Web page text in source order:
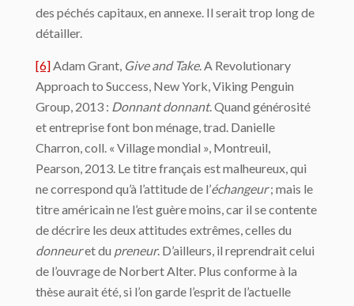
des péchés capitaux, en annexe. Il serait trop long de
détailler.
[6] Adam Grant, Give and Take. A Revolutionary
Approach to Success, New York, Viking Penguin
Group, 2013 : Donnant donnant. Quand générosité
et entreprise font bon ménage, trad. Danielle
Charron, coll. « Village mondial », Montreuil,
Pearson, 2013. Le titre français est malheureux, qui
ne correspond qu’à l’attitude de l’échangeur; mais le
titre américain ne l’est guère moins, car il se contente
de décrire les deux attitudes extrêmes, celles du
donneuret du preneur. D’ailleurs, il reprendrait celui
de l’ouvrage de Norbert Alter. Plus conforme à la
thèse aurait été, si l’on garde l’esprit de l’actuelle